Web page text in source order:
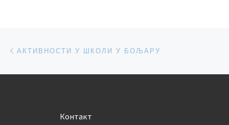
Post navigation
АКТИВНОСТИ У ШКОЛИ У БОЉАРУ
Контакт